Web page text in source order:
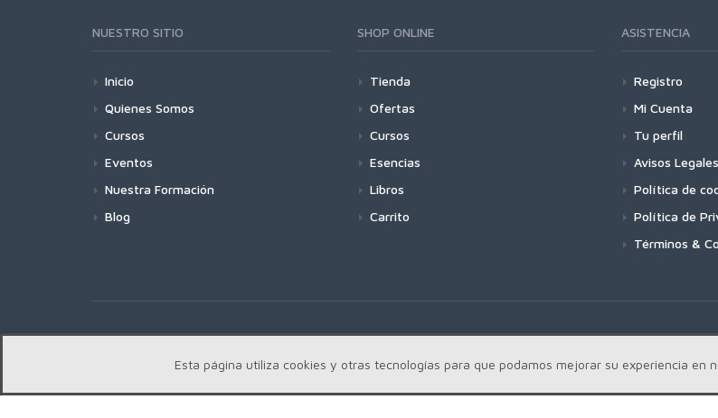
NUESTRO SITIO
Inicio
Quienes Somos
Cursos
Eventos
Nuestra Formación
Blog
SHOP ONLINE
Tienda
Ofertas
Cursos
Esencias
Libros
Carrito
ASISTENCIA
Registro
Mi Cuenta
Tu perfil
Avisos Legales
Política de
Política de
Términos &
Copyright | Centro Edward Bach © 2018
Esta página utiliza cookies y otras tecnologías para que podamos mejorar su experiencia en